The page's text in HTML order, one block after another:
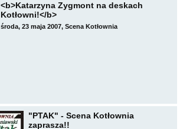
<b>Katarzyna Zygmont na deskach
Kotłowni!</b>
środa, 23 maja 2007, Scena Kotłownia
"PTAK" - Scena Kotłownia
zaprasza!!